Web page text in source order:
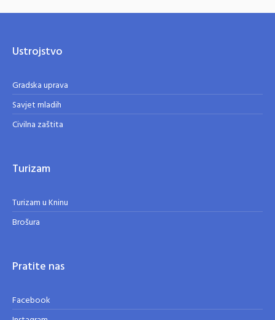
Ustrojstvo
Gradska uprava
Savjet mladih
Civilna zaštita
Turizam
Turizam u Kninu
Brošura
Pratite nas
Facebook